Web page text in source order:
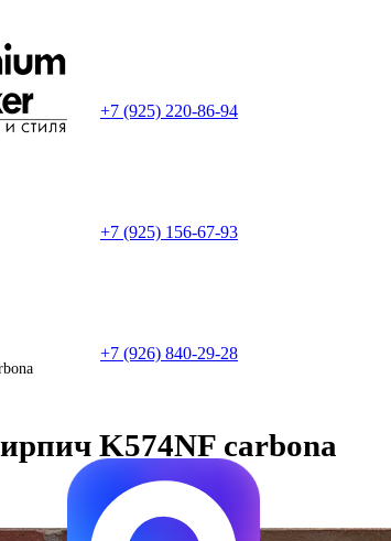
+7 (925) 220-86-94
+7 (925) 156-67-93
+7 (926) 840-29-28
K574NF carbona